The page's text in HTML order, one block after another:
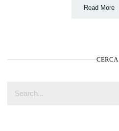
Read More
CERCA